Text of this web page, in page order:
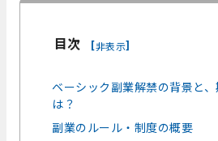
目次 [非表示]
ベーシック副業解禁の背景と
は？
副業のルール・制度の概要